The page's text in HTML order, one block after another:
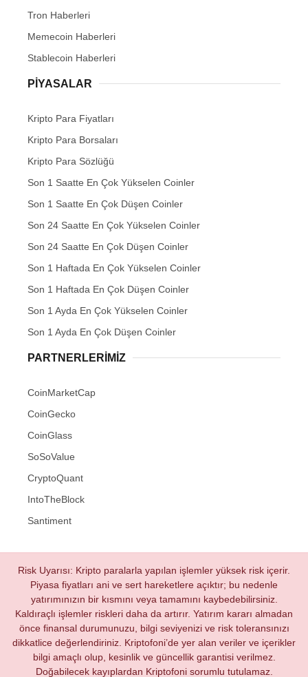
Tron Haberleri
Memecoin Haberleri
Stablecoin Haberleri
PIYASALAR
Kripto Para Fiyatları
Kripto Para Borsaları
Kripto Para Sözlüğü
Son 1 Saatte En Çok Yükselen Coinler
Son 1 Saatte En Çok Düşen Coinler
Son 24 Saatte En Çok Yükselen Coinler
Son 24 Saatte En Çok Düşen Coinler
Son 1 Haftada En Çok Yükselen Coinler
Son 1 Haftada En Çok Düşen Coinler
Son 1 Ayda En Çok Yükselen Coinler
Son 1 Ayda En Çok Düşen Coinler
PARTNERLERIMIZ
CoinMarketCap
CoinGecko
CoinGlass
SoSoValue
CryptoQuant
IntoTheBlock
Santiment
Risk Uyarısı: Kripto paralarla yapılan işlemler yüksek risk içerir.
Piyasa fiyatları ani ve sert hareketlere açıktır; bu nedenle
yatırımınızın bir kısmını veya tamamını kaybedebilirsiniz.
Kaldıraçlı işlemler riskleri daha da artırır. Yatırım kararı almadan
önce finansal durumunuzu, bilgi seviyenizi ve risk toleransınızı
dikkatlice değerlendiriniz. Kriptofoni’de yer alan veriler ve içerikler
bilgi amaçlı olup, kesinlik ve güncellik garantisi verilmez.
Doğabilecek kayıplardan Kriptofoni sorumlu tutulamaz.